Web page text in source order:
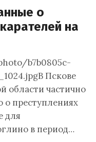
о
на
b7b0805c-
Пскове
области частично
о преступлениях
для
в период…